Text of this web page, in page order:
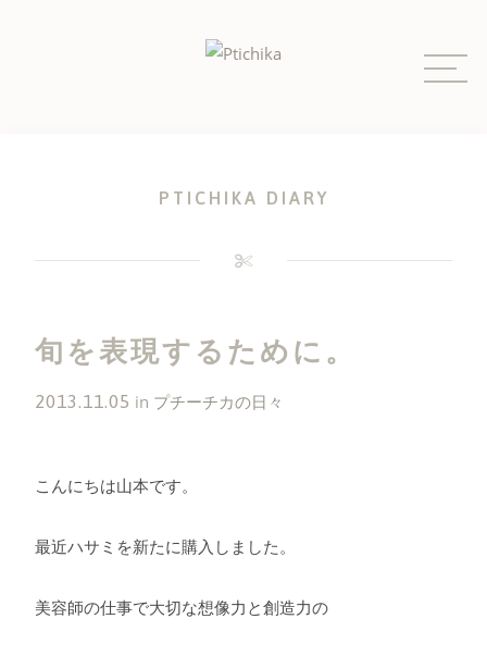
PTICHIKA DIARY
旬を表現するために。
2013.11.05 in プチーチカの日々
こんにちは山本です。
最近ハサミを新たに購入しました。
美容師の仕事で大切な想像力と創造力の